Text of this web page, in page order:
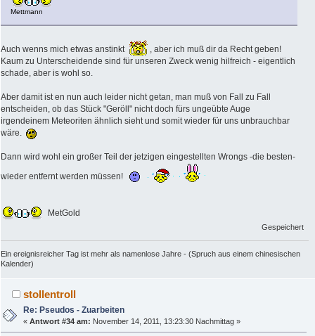
Mettmann
Auch wenns mich etwas anstinkt
, aber ich muß dir da Recht geben!
Kaum zu Unterscheidende sind für unseren Zweck wenig hilfreich - eigentlich
schade, aber is wohl so.
Aber damit ist en nun auch leider nicht getan, man muß von Fall zu Fall
entscheiden, ob das Stück "Geröll" nicht doch fürs ungeübte Auge
irgendeinem Meteoriten ähnlich sieht und somit wieder für uns unbrauchbar
wäre.
Dann wird wohl ein großer Teil der jetzigen eingestellten Wrongs -die besten-
wieder entfernt werden müssen!
MetGold
Gespeichert
Ein ereignisreicher Tag ist mehr als namenlose Jahre - (Spruch aus einem chinesischen
Kalender)
stollentroll
Re: Pseudos - Zuarbeiten
«Antwort #34 am: November 14, 2011, 13:23:30 Nachmittag »